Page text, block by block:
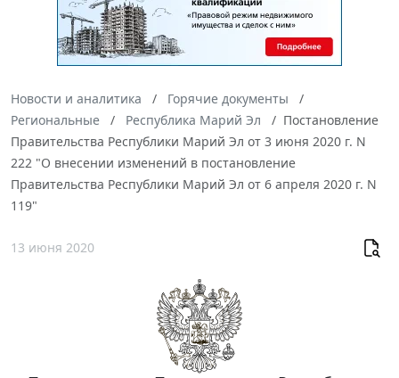
Новости и аналитика
Горячие документы
Региональные
Республика Марий Эл
Постановление
Правительства Республики Марий Эл от 3 июня 2020 г. N
222 "О внесении изменений в постановление
Правительства Республики Марий Эл от 6 апреля 2020 г. N
119"
13 июня 2020